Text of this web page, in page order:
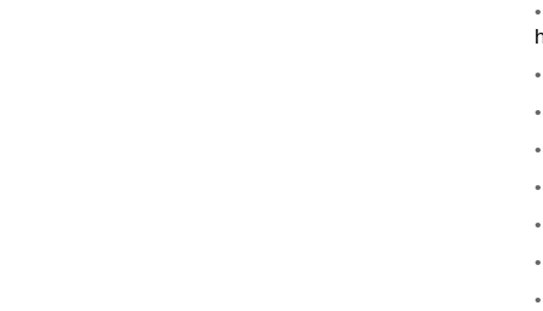
•
•
•
•
•
•
•
•